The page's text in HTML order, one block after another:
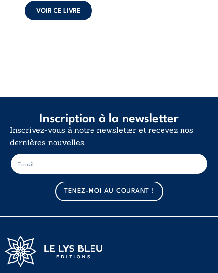
déclaration
d’existence pour ...
VOIR CE LIVRE
Inscription à la newsletter
Inscrivez-vous à notre newsletter et recevez nos
dernières nouvelles.
m
a
i
l
E
-
m
TENEZ-MOI AU COURANT !